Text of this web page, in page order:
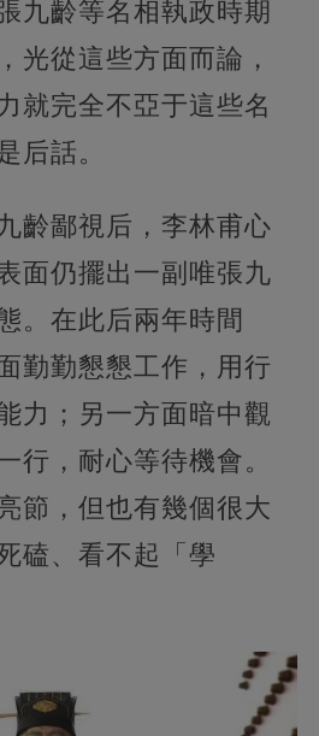
九齡等名相執政時期
光從這些方面而論，
就完全不亞于這些名
后話。
齡鄙視后，李林甫心
面仍擺出一副唯張九
。在此后兩年時間
勤勤懇懇工作，用行
力；另一方面暗中觀
行，耐心等待機會。
節，但也有幾個很大
磕、看不起「學